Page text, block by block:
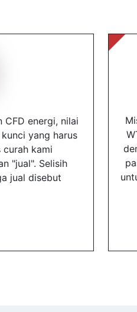
CFD energi, nilai
yang harus
kami
"jual". Selisih
jual disebut